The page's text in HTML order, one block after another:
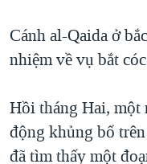
Cánh al-Qaida ở
nhiệm về vụ bắt
Hồi tháng Hai, một
động khủng bố
đã tìm thấy một